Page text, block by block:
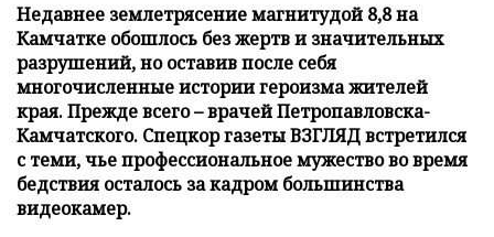
Недавнее землетрясение магнитудой 8,8 на
Камчатке обошлось без жертв и значительных
разрушений, но оставив после себя
многочисленные истории героизма жителей
края. Прежде всего – врачей Петропавловска-
Камчатского. Спецкор газеты ВЗГЛЯД встретился
с теми, чье профессиональное мужество во время
бедствия осталось за кадром большинства
видеокамер.